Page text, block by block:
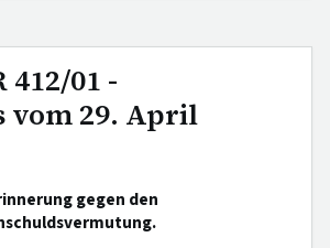
412/01 -
vom 29. April
gegen den